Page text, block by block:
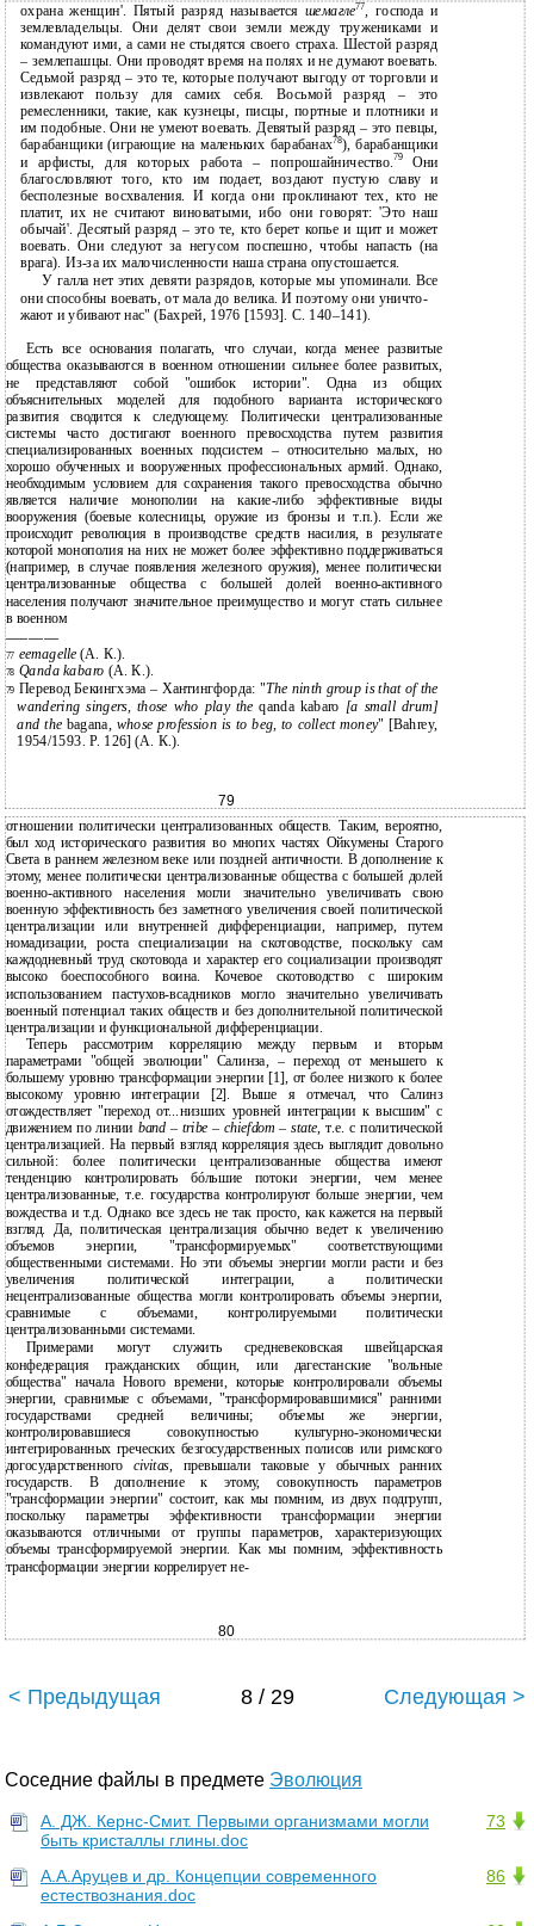
охрана женщин'. Пятый разряд называется шемагле77,господа и
землевладельцы. Они делят свои земли между тружениками и
командуют ими, а сами не стыдятся своего страха. Шестой разряд
– землепашцы. Они проводят время на полях и не думают воевать.
Седьмой разряд – это те, которые получают выгоду от торговли и
извлекают пользу для самих себя. Восьмой разряд – это
ремесленники, такие, как кузнецы, писцы, портные и плотники и
им подобные. Они не умеют воевать. Девятый разряд – это певцы,
барабанщики (играющие на маленьких барабанах78), барабанщики
и арфисты, для которых работа – попрошайничество. 79 Они
благословляют того, кто им подает, воздают пустую славу и
бесполезные восхваления. И когда они проклинают тех, кто не
платит, их не считают виноватыми, ибо они говорят: 'Это наш
обычай'. Десятый разряд – это те, кто берет копье и щит и может
воевать. Они следуют за негусом поспешно, чтобы напасть (на
врага). Из-за их малочисленности наша страна опустошается.
У галла нет этих девяти разрядов, которые мы упоминали. Все
они способны воевать, от мала до велика. И поэтому они уничто-
жают и убивают нас" (Бахрей, 1976 [1593]. С. 140–141).
Есть все основания полагать, что случаи, когда менее развитые
общества оказываются в военном отношении сильнее более развитых,
не представляют собой "ошибок истории". Одна из общих
объяснительных моделей для подобного варианта исторического
развития сводится к следующему. Политически централизованные
системы часто достигают военного превосходства путем развития
специализированных военных подсистем – относительно малых, но
хорошо обученных и вооруженных профессиональных армий. Однако,
необходимым условием для сохранения такого превосходства обычно
является наличие монополии на какие-либо эффективные виды
вооружения (боевые колесницы, оружие из бронзы и т.п.). Если же
происходит революция в производстве средств насилия, в результате
которой монополия на них не может более эффективно поддерживаться
(например, в случае появления железного оружия), менее политически
централизованные общества с большей долей военно-активного
населения получают значительное преимущество и могут стать сильнее
в военном
———————
77 eemagelle(А. К.).
78 Qanda kabaro(А. К.).
79 Перевод Бекингхэма – Хантингфорда: "The ninth group is that of the
wandering singers, those who play theqanda kabaro [a small drum]
and the bagana , whose profession is to beg, to collect money" [Bahrey,
1954/1593. P. 126] (А. К.).
79
отношении политически централизованных обществ. Таким, вероятно,
был ход исторического развития во многих частях Ойкумены Старого
Света в раннем железном веке или поздней античности. В дополнение к
этому, менее политически централизованные общества с большей долей
военно-активного населения могли значительно увеличивать свою
военную эффективность без заметного увеличения своей политической
централизации или внутренней дифференциации, например, путем
номадизации, роста специализации на скотоводстве, поскольку сам
каждодневный труд скотовода и характер его социализации производят
высоко боеспособного воина. Кочевое скотоводство с широким
использованием пастухов-всадников могло значительно увеличивать
военный потенциал таких обществ и без дополнительной политической
централизации и функциональной дифференциации.
Теперь рассмотрим корреляцию между первым и вторым
параметрами "общей эволюции" Салинза, – переход от меньшего к
большему уровню трансформации энергии [1], от более низкого к более
высокому уровню интеграции [2]. Выше я отмечал, что Салинз
отождествляет "переход от...низших уровней интеграции к высшим" с
движением по линии band – tribe – chiefdom – state, т.е. с политической
централизацией. На первый взгляд корреляция здесь выглядит довольно
сильной: более политически централизованные общества имеют
тенденцию контролировать бóльшие потоки энергии, чем менее
централизованные, т.е. государства контролируют больше энергии, чем
вождества и т.д. Однако все здесь не так просто, как кажется на первый
взгляд. Да, политическая централизация обычно ведет к увеличению
объемов энергии, "трансформируемых" соответствующими
общественными системами. Но эти объемы энергии могли расти и без
увеличения политической интеграции, а политически
нецентрализованные общества могли контролировать объемы энергии,
сравнимые с объемами, контролируемыми политически
централизованными системами.
Примерами могут служить средневековская швейцарская
конфедерация гражданских общин, или дагестанские "вольные
общества" начала Нового времени, которые контролировали объемы
энергии, сравнимые с объемами, "трансформировавшимися" ранними
государствами средней величины; объемы же энергии,
контролировавшиеся совокупностью культурно-экономически
интегрированных греческих безгосударственных полисов или римского
догосударственного civitas, превышали таковые у обычных ранних
государств. В дополнение к этому, совокупность параметров
"трансформации энергии" состоит, как мы помним, из двух подгрупп,
поскольку параметры эффективности трансформации энергии
оказываются отличными от группы параметров, характеризующих
объемы трансформируемой энергии. Как мы помним, эффективность
трансформации энергии коррелирует не-
80
< Предыдущая 8 / 29 Следующая >
Соседние файлы в предмете Эволюция
73
А. ДЖ. Кернс-Смит. Первыми организмами могли
быть кристаллы глины.doc
86
А.А.Аруцев и др. Концепции современного
естествознания.doc